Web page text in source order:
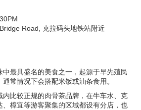
Road, 克拉码头地铁站附近
中最具盛名的美食之一，起源于早先殖民
常情况下会搭配米饭或油条食用。
比较正规的肉骨茶品牌，在牛车水、克
樟宜等游客聚集的区域都设有分店，也